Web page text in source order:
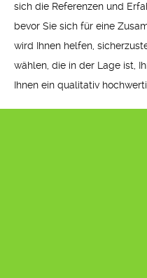
sich die Referenzen und
bevor Sie sich für eine
wird Ihnen helfen,
wählen, die in der Lage ist,
Ihnen ein qualitativ